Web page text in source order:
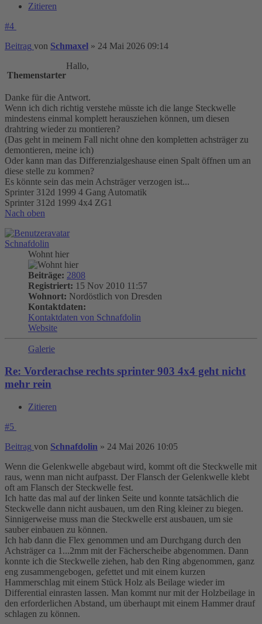
Zitieren
#4
Beitrag von Schmaxel » 24 Mai 2026 09:14
Themenstarter
Hallo,
Danke für die Antwort.
Wenn ich dich richtig verstehe müsste ich die lange Steckwelle
mindestens einmal komplett herausziehen können, um diesen
drahtring wieder zu montieren?
(Das geht in meinem Fall nicht ohne den kompletten achsträger zu
demontieren, meine ich)
Oder kann man das Differenzialgeshause einen Spalt öffnen um an
diese stelle zu kommen?
Es könnte sein das mein Achsträger verzogen ist...
Sprinter 312d 1999 4 Gang Automatik
Sprinter 312d 1999 4x4 ZG1
Nach oben
Schnafdolin
Wohnt hier
Beiträge: 2808
Registriert: 15 Nov 2010 11:57
Wohnort: Nordöstlich von Dresden
Kontaktdaten:
Kontaktdaten von Schnafdolin
Website
Galerie
Re: Vorderachse rechts sprinter 903 4x4 geht nicht
mehr rein
Zitieren
#5
Beitrag von Schnafdolin » 24 Mai 2026 10:05
Wenn die Gelenkwelle abgebaut wird, kommt oft die Steckwelle mit
raus, wenn man nicht aufpasst. Der Flansch der Gelenkwelle klebt
oft am Flansch der Steckwelle fest.
Ich hatte das mal auf der linken Seite und konnte tatsächlich die
Steckwelle dann nicht ausbauen, um den Ring kleiner zu biegen.
Sinnigerweise muss man die Steckwelle erst ausbauen, um sie
sauber einbauen zu können.
Ich hab dann die Flex genommen und am Durchgang durch den
Achsträger ca 1...2mm mit der Fächerscheibe abgenommen. Dann
konnte ich die Steckwelle ziehen, hab den Ring abgenommen, ganz
eng zusammengebogen, gefettet und mit einem kurzen
Hammerschlag mit einem Stück Holz als Beilage wieder im
Differential einrasten lassen. Man kommt nur mit der Holzbeilage in
den erforderlichen Abstand, um überhaupt mit einem Hammer drauf
schlagen zu können.